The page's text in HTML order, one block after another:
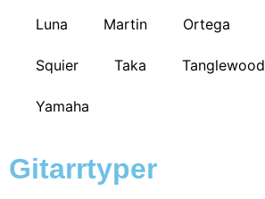
Luna Martin Ortega
Squier Taka Tanglewood
Yamaha
Gitarrtyper